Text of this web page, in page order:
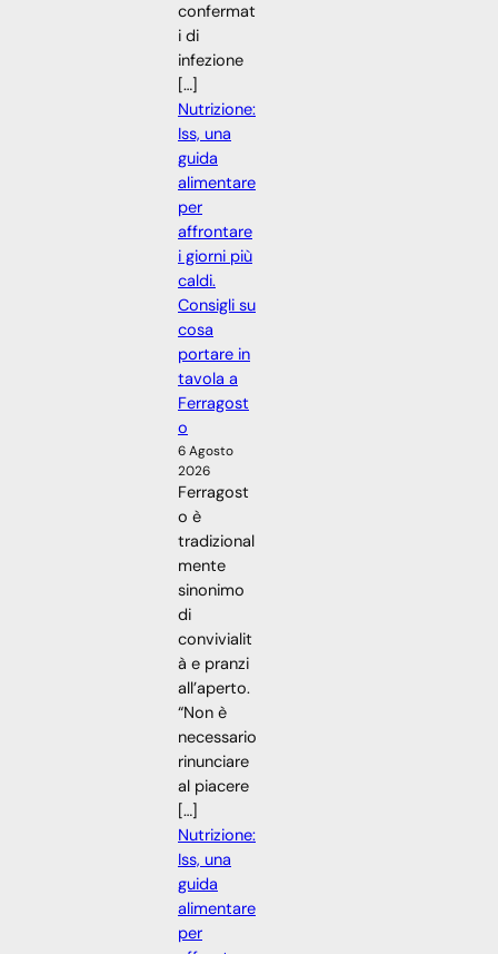
confermat
i di
infezione
[…]
Nutrizione:
Iss, una
guida
alimentare
per
affrontare
i giorni più
caldi.
Consigli su
cosa
portare in
tavola a
Ferragost
o
6 Agosto
2026
Ferragost
o è
tradizional
mente
sinonimo
di
convivialit
à e pranzi
all’aperto.
“Non è
necessario
rinunciare
al piacere
[…]
Nutrizione:
Iss, una
guida
alimentare
per